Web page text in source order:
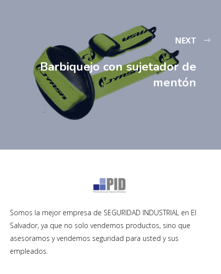
NEXT
Barbiquejo con sujetador de
mentón
Somos la mejor empresa de SEGURIDAD INDUSTRIAL en El
Salvador, ya que no solo vendemos productos, sino que
asesoramos y vendemos seguridad para usted y sus
empleados.